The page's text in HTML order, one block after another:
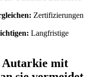
Zertifizierungen
Langfristige
Autarkie mit